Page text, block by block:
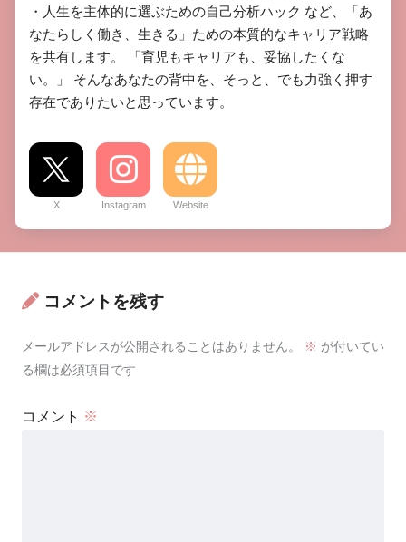
​・人生を主体的に選ぶための自己分析ハック など、「あ
なたらしく働き、生きる」ための本質的なキャリア戦略
を共有します。 ​「育児もキャリアも、妥協したくな
い。」 そんなあなたの背中を、そっと、でも力強く押す
存在でありたいと思っています。
X Instagram Website
コメントを残す
メールアドレスが公開されることはありません。 ※ が付いてい
る欄は必須項目です
コメント ※